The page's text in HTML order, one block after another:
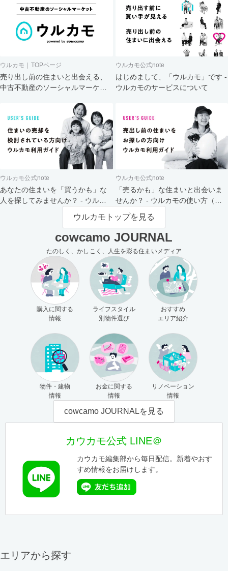
ウルカモ｜TOPページ
売り出し前の住まいと出会える、
中古不動産のソーシャルマーケッ
ウルカモ公式note
はじめまして、「ウルカモ」です -
ウルカモのサービスについて
ウルカモ公式note
あなたの住まいを「買うかも」な
人を探してみませんか？ - ウルカ
ウルカモ公式note
「売るかも」な住まいと出会いま
せんか？ - ウルカモの使い方（買
主さま向け）
ウルカモトップを見る
cowcamo JOURNAL
たのしく、かしこく、人生を彩る住まいメディア
購入に関する
情報
ライフスタイル
別物件選び
おすすめ
エリア紹介
物件・建物
情報
お金に関する
情報
リノベーション
情報
cowcamo JOURNALを見る
カウカモ公式 LINE＠
カウカモ編集部から毎日配信。新着やおす
すめ情報をお届けします。
エリアから探す